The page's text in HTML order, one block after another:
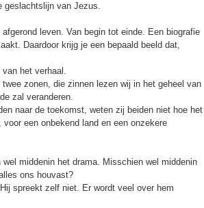
geslachtslijn van Jezus.
leven. Van begin tot einde. Een biografie
Daardoor krijg je een bepaald beeld dat,
het verhaal.
zonen, die zinnen lezen wij in het geheel van
zal veranderen.
naar de toekomst, weten zij beiden niet hoe het
een onbekend land en een onzekere
middenin het drama. Misschien wel middenin
ons houvast?
spreekt zelf niet. Er wordt veel over hem